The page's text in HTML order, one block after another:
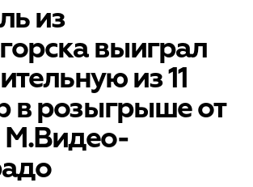
из
выиграл
из 11
в розыгрыше от
М.Видео-